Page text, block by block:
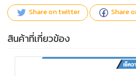
Share on twitter Share
สินค้าที่เกี่ยวข้อง